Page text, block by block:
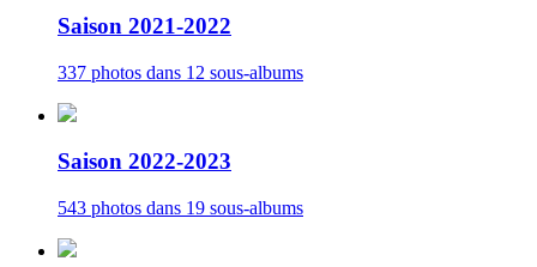
Saison 2021-2022
337 photos dans 12 sous-albums
Saison 2022-2023
543 photos dans 19 sous-albums